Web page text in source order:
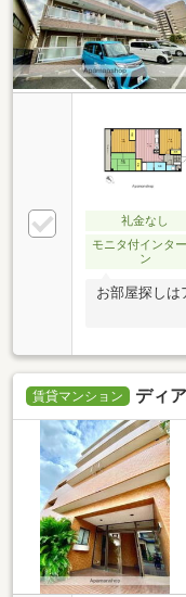
礼金なし
モニタ付インタ
ン
お部屋探しは
賃貸マンション ディ